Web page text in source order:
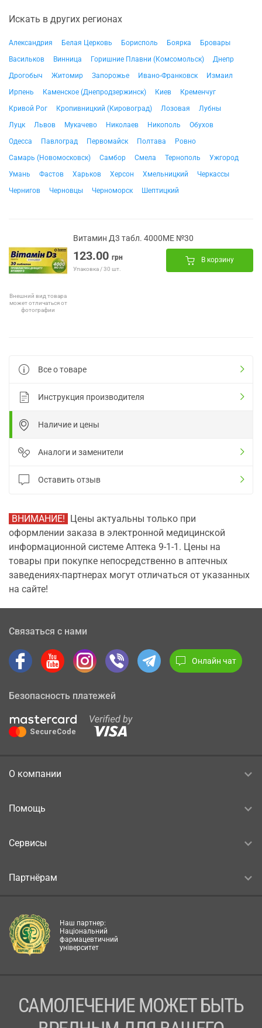
Искать в других регионах
Александрия Белая Церковь Борисполь Боярка
Бровары
Васильков
Винница Горишние Плавни (Комсомольск)
Днепр
Дрогобыч
Житомир Запорожье Ивано-Франковск
Измаил
Ирпень
Каменское (Днепродзержинск) Киев
Кременчуг
Кривой Рог
Кропивницкий (Кировоград) Лозовая
Лубны
Луцк
Львов Мукачево Николаев Никополь
Обухов
Одесса
Павлоград Первомайск Полтава
Ровно
Самарь (Новомосковск)
Самбор Смела Тернополь
Ужгород
Умань
Фастов Харьков Херсон Хмельницкий
Черкассы
Чернигов
Черновцы Черноморск Шептицкий
Внешний вид товара
может отличаться от
фотографии
Витамин Д3 табл. 4000МЕ №30
123.00 грн
Упаковка / 30 шт.
В корзину
Все о товаре
Инструкция производителя
Наличие и цены
Аналоги и заменители
Оставить отзыв
ВНИМАНИЕ! Цены актуальны только при
оформлении заказа в электронной медицинской
информационной системе Аптека 9-1-1. Цены на
товары при покупке непосредственно в аптечных
заведениях-партнерах могут отличаться от указанных
на сайте!
Связаться с нами
Онлайн чат
Безопасность платежей
О компании
Помощь
Сервисы
Партнёрам
Наш партнер:
Національний
фармацевтичний
університет
САМОЛЕЧЕНИЕ МОЖЕТ БЫТЬ